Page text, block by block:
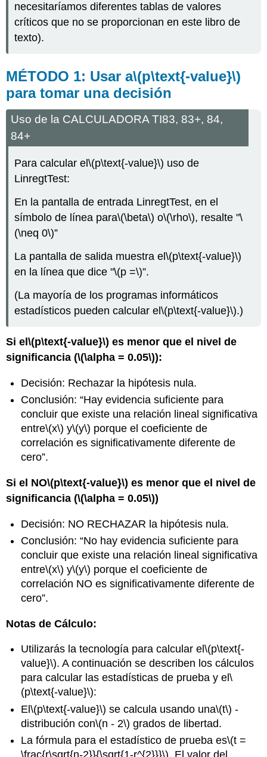
necesitaríamos diferentes tablas de valores
críticos que no se proporcionan en este libro de
texto).
MÉTODO 1: Usar a\(p\text{-value}\)
para tomar una decisión
Uso de la CALCULADORA TI83, 83+, 84,
84+
Para calcular el\(p\text{-value}\) uso de
LinregtTest:
En la pantalla de entrada LinregtTest, en el
símbolo de línea para\(\beta\) o\(\rho\), resalte "\
(\neq 0\)”
La pantalla de salida muestra el\(p\text{-value}\)
en la línea que dice "\(p =\)”.
(La mayoría de los programas informáticos
estadísticos pueden calcular el\(p\text{-value}\).)
Si el\(p\text{-value}\) es menor que el nivel de
significancia (\(\alpha = 0.05\)):
Decisión: Rechazar la hipótesis nula.
Conclusión: “Hay evidencia suficiente para
concluir que existe una relación lineal significativa
entre\(x\) y\(y\) porque el coeficiente de
correlación es significativamente diferente de
cero”.
Si el NO\(p\text{-value}\) es menor que el nivel de
significancia (\(\alpha = 0.05\))
Decisión: NO RECHAZAR la hipótesis nula.
Conclusión: “No hay evidencia suficiente para
concluir que existe una relación lineal significativa
entre\(x\) y\(y\) porque el coeficiente de
correlación NO es significativamente diferente de
cero”.
Notas de Cálculo:
Utilizarás la tecnología para calcular el\(p\text{-
value}\). A continuación se describen los cálculos
para calcular las estadísticas de prueba y el\
(p\text{-value}\):
El\(p\text{-value}\) se calcula usando una\(t\) -
distribución con\(n - 2\) grados de libertad.
La fórmula para el estadístico de prueba es\(t =
\frac{r\sqrt{n-2}}{\sqrt{1-r^{2}}}\). El valor del